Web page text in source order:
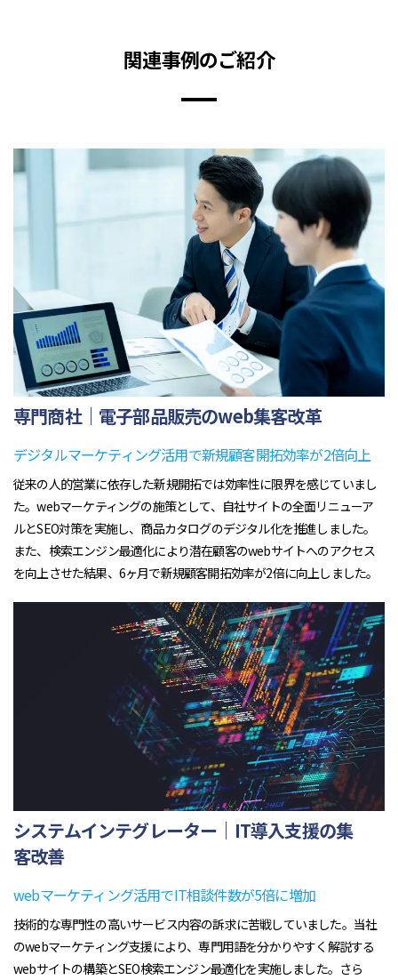
関連事例のご紹介
専門商社｜電子部品販売のweb集客改革
デジタルマーケティング活用で新規顧客開拓効率が2倍向上
従来の人的営業に依存した新規開拓では効率性に限界を感じていまし
た。webマーケティングの施策として、自社サイトの全面リニューア
ルとSEO対策を実施し、商品カタログのデジタル化を推進しました。
また、検索エンジン最適化により潜在顧客のwebサイトへのアクセス
を向上させた結果、6ヶ月で新規顧客開拓効率が2倍に向上しました。
システムインテグレーター｜IT導入支援の集
客改善
webマーケティング活用でIT相談件数が5倍に増加
技術的な専門性の高いサービス内容の訴求に苦戦していました。当社
のwebマーケティング支援により、専門用語を分かりやすく解説する
webサイトの構築とSEO検索エンジン最適化を実施しました。さら